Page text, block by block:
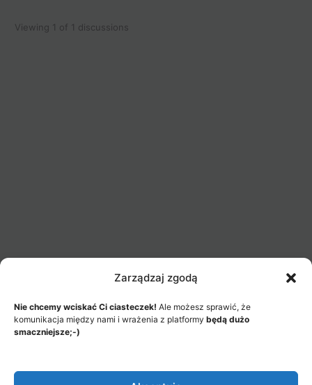
Zarządzaj zgodą
Nie chcemy wciskać Ci ciasteczek! Ale możesz sprawić, że
komunikacja między nami i wrażenia z platformy będą dużo
smaczniejsze;-)
Viewing 1 of 1 discussions